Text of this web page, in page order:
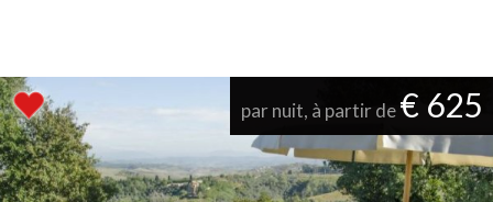
par nuit, à partir de€ 625